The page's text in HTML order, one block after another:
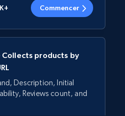
Commencer
products by
Description, Initial
Reviews count, and